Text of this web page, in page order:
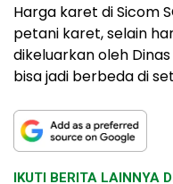
Harga karet di Sicom
petani karet, selain
dikeluarkan oleh
bisa jadi berbeda di
IKUTI BERITA LAINNYA